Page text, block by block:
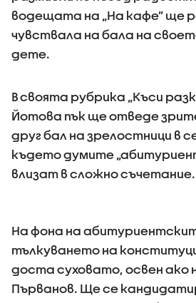
водещата на „На кафе” ще
чувствала на бала на
дете.
В своята рубрика „Къси
Йотова пък ще отведе
друг бал на зрелостници в
където думите
влизат в сложно съчетание.
На фона на
тълкуването на
доста суховато, освен ако
Първанов. Ще се